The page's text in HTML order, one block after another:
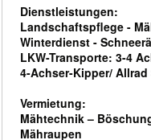
Dienstleistungen:
Landschaftspflege -
Winterdienst -
LKW-Transporte: 3-4
4-Achser-Kipper/
Vermietung:
Mähtechnik –
Mähraupen